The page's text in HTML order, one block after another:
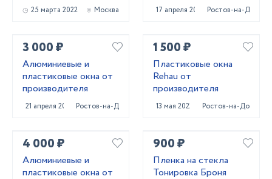
25 марта 2022 Москва 17 апреля 2022 Ростов-на-Дону
3 000 ₽
Алюминиевые и
пластиковые окна от
производителя
21 апреля 2022 Ростов-на-Дону
1 500 ₽
Пластиковые окна
Rehau от
производителя
13 мая 2022 Ростов-на-Дону
4 000 ₽
Алюминиевые и
пластиковые окна от
900 ₽
Пленка на стекла
Тонировка Броня